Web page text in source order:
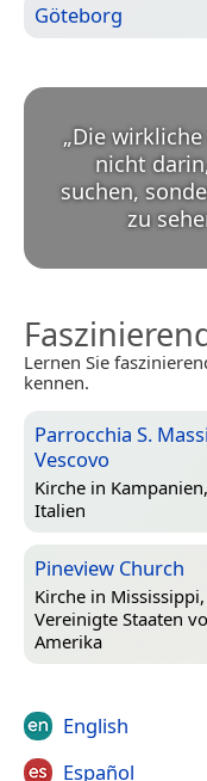
Göteborg
„Die
nicht
suchen,
zu
Lernen Sie
kennen.
Parrocchia S.
Vescovo
Kirche in Kampanien,
Italien
Pineview Church
Kirche in Mississippi,
Vereinigte Staaten
Amerika
English
Español